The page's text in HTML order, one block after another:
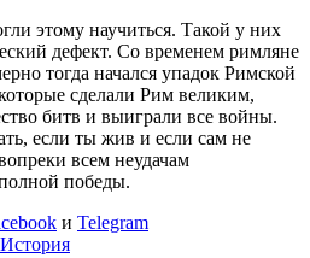
этому научиться. Такой у них
дефект. Со временем римляне
тогда начался упадок Римской
сделали Рим великим,
битв и выиграли все войны.
если ты жив и если сам не
всем неудачам
победы.
и Telegram
История